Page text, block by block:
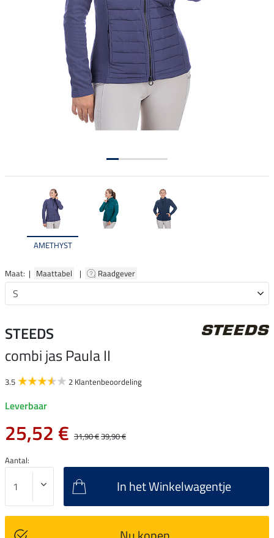
AMETHYST
Maat: | Maattabel | Raadgever
STEEDS
combi jas Paula II
3.5 2 Klantenbeoordeling
Leverbaar
25,52 € 31,90 €39,90 €
Aantal:
In het Winkelwagentje